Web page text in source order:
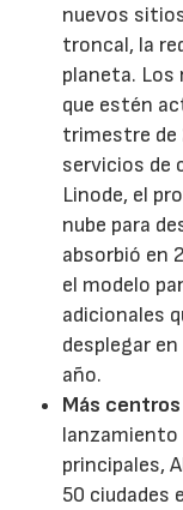
nuevos
troncal, la
planeta. Los
que estén
trimestre de
servicios de
Linode, el
nube para
absorbió en
el modelo
adicionales
desplegar
año.
Más
lanzamiento
principales,
50 ciudades